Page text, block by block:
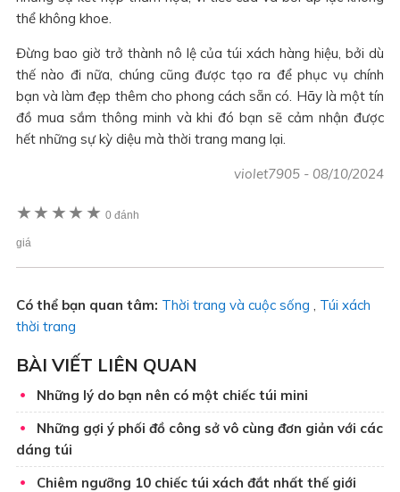
thể không khoe.
Đừng bao giờ trở thành nô lệ của túi xách hàng hiệu, bởi dù
thế nào đi nữa, chúng cũng được tạo ra để phục vụ chính
bạn và làm đẹp thêm cho phong cách sẵn có. Hãy là một tín
đồ mua sắm thông minh và khi đó bạn sẽ cảm nhận được
hết những sự kỳ diệu mà thời trang mang lại.
violet7905 - 08/10/2024
★ ★ ★ ★ ★ 0 đánh
giá
Có thể bạn quan tâm: Thời trang và cuộc sống
Túi xách
thời trang
BÀI VIẾT LIÊN QUAN
Những lý do bạn nên có một chiếc túi mini
Những gợi ý phối đồ công sở vô cùng đơn giản với các
dáng túi
Chiêm ngưỡng 10 chiếc túi xách đắt nhất thế giới